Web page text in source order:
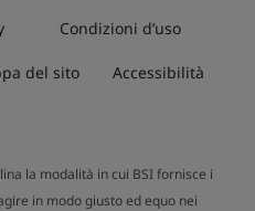
Condizioni d’uso
del sito Accessibilità
la modalità in cui BSI fornisce i
in modo giusto ed equo nei